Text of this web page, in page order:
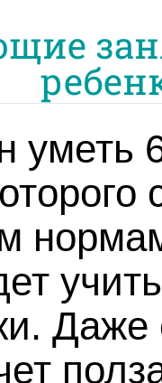
уметь